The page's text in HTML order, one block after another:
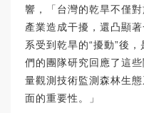
響，「台灣的乾旱不僅
產業造成干擾，還凸顯
系受到乾旱的“擾動”後
們的團隊研究回應了這
量觀測技術監測森林生
面的重要性。」